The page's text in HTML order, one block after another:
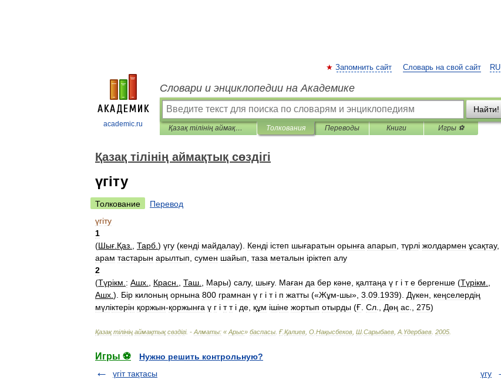
academic.ru
RU
Запомнить сайт Словарь на свой сайт
Словари и энциклопедии на Академике
Найти!
Қазақ тілінің аймақтық сөздігі Толкования Переводы Книги Игры ⚽
Қазақ тілінің аймақтық сөздігі
үгіту
Толкование
Перевод
үгіту
1
(Шығ Қаз Тарб ) үгу (кенді майдалау). Кенді істеп шығаратын орынға апарып түрлі жолдармен ұсақтау,
арам тастарын арылтып сумен шайып таза металын іріктеп алу
2
(Түрікм : Ашх Красн Таш Мары) салу, шығу. Маған да бер кәне қалтаңа ү г і т е бергенше (Түрікм
Ашх ). Бір килоның орнына 800 грамнан ү г і ті п жатты («Жұм-шы», 3 09 1939). Дүкен кеңселердің
мүліктерін қоржын-қоржынға ү г і т ті де құм ішіне жортып отырды (Ғ Сл Дөң ас 275)
Қазақ тілінің аймақтық сөздігі. - Алматы: « Арыс» баспасы Ғ.Қалиев О Нақысбеков Ш Сарыбаев А Үдербаев 2005
Игры ⚽
Нужно решить контрольную?
үгіт тақтасы
үгу